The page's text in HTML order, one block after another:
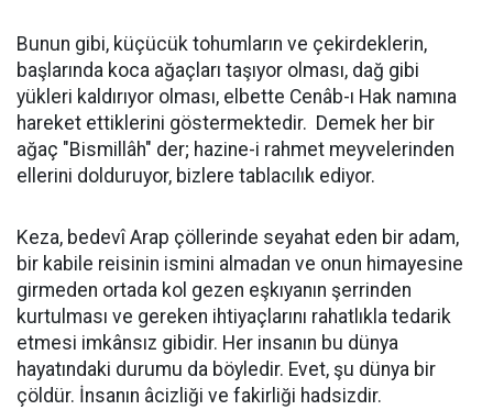
Bunun gibi, küçücük tohumların ve çekirdeklerin,
başlarında koca ağaçları taşıyor olması, dağ gibi
yükleri kaldırıyor olması, elbette Cenâb-ı Hak namına
hareket ettiklerini göstermektedir. Demek her bir
ağaç "Bismillâh" der; hazine-i rahmet meyvelerinden
ellerini dolduruyor, bizlere tablacılık ediyor.
Keza, bedevî Arap çöllerinde seyahat eden bir adam,
bir kabile reisinin ismini almadan ve onun himayesine
girmeden ortada kol gezen eşkıyanın şerrinden
kurtulması ve gereken ihtiyaçlarını rahatlıkla tedarik
etmesi imkânsız gibidir. Her insanın bu dünya
hayatındaki durumu da böyledir. Evet, şu dünya bir
çöldür. İnsanın âcizliği ve fakirliği hadsizdir.